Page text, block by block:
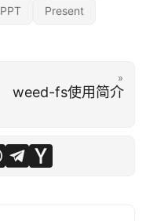
PPT Present
»
weed-fs使用简介